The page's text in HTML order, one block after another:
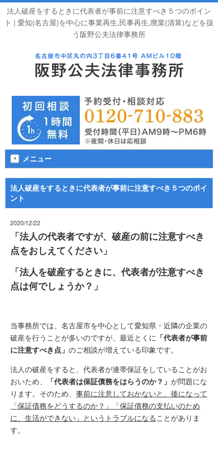
法人破産をするときに代表者が事前に注意すべき５つのポイン
ト | 愛知(名古屋)を中心に事業再生,民事再生,廃業(清算)などを扱
う阪野公夫法律事務所
メニュー
法人破産をするときに代表者が事前に注意すべき５つのポイ
ント
2020/12/22
「法人の代表者ですが、破産の前に注意すべき
点をおしえてください」
「法人を破産するときに、代表者が注意すべき
点は何でしょうか？」
当事務所では、名古屋市を中心として愛知県・近隣の企業の
破産を行うことが多いのですが、最近とくに
「代表者が事前
に注意すべき点」のご相談が増えている印象です。
法人の破産をすると、代表者が連帯保証をしていることがお
おいため、
「代表者は保証債務をはらうのか？」 が問題にな
ります。そのため、事前に注意しておかないと、後になって
「保証債務をどうするのか？」「保証債務の支払いのため
に、生活ができない」というトラブルになる ことがありま
す。